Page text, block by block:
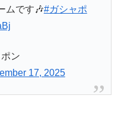
ムです🎶#ガシャポ
ン
17, 2025